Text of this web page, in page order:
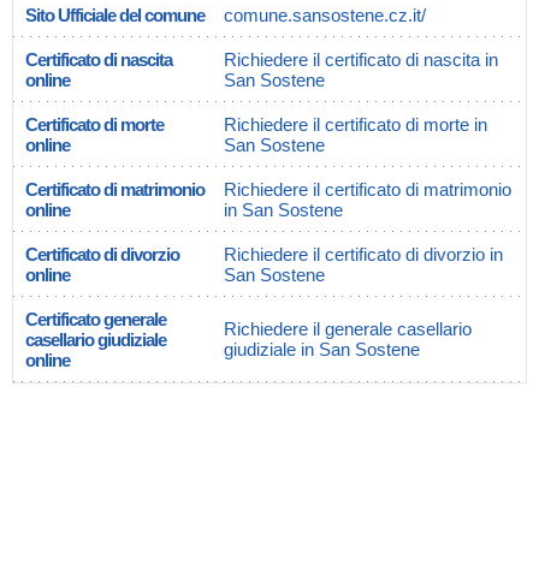
Sito Ufficiale del comune comune.sansostene.cz.it/
Certificato di nascita
online
Richiedere il certificato di nascita in
San Sostene
Certificato di morte
online
Richiedere il certificato di morte in
San Sostene
Certificato di matrimonio
online
Richiedere il certificato di matrimonio
in San Sostene
Certificato di divorzio
online
Richiedere il certificato di divorzio in
San Sostene
Certificato generale
casellario giudiziale
online
Richiedere il generale casellario
giudiziale in San Sostene